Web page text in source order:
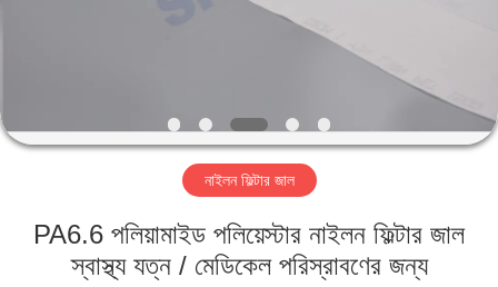
আমাদের
সম্বন্ধে
কারখানা
পরিদর্শন
নাইলন ফিল্টার জাল
PA6.6 পলিয়ামাইড পলিয়েস্টার নাইলন ফিল্টার জাল
স্বাস্থ্য যত্ন / মেডিকেল পরিস্রাবণের জন্য